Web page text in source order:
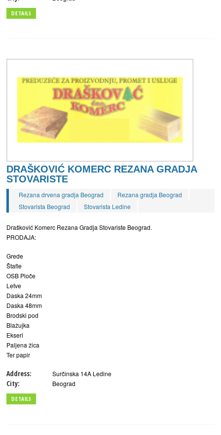
DETAILS
DRAŠKOVIĆ KOMERC REZANA GRADJA
STOVARISTE
Rezana drvena gradja Beograd
Rezana gradja Beograd
Stovarista Beograd
Stovarista Ledine
Drašković Komerc Rezana Gradja Stovariste Beograd.
PRODAJA:
Grede
Štafle
OSB Ploče
Letve
Daska 24mm
Daska 48mm
Brodski pod
Blažujka
Ekseri
Paljena žica
Ter papir
Address: Surčinska 14A Ledine
City: Beograd
DETAILS